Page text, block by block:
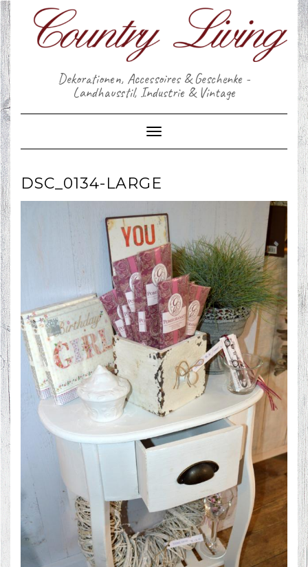
Skip
to
content
Dekorationen, Accessoires & Geschenke -
Landhausstil, Industrie & Vintage
Toggle Navigation
DSC_0134-LARGE